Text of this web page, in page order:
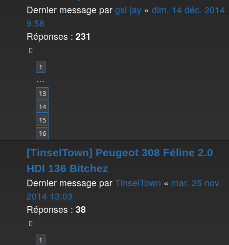
Dernier message par gsi-jay « dim. 14 déc. 2014
9:58
Réponses : 231
1
…
13
14
15
16
[TinselTown] Peugeot 308 Féline 2.0
HDI 136 Bitchez
Dernier message par TinselTown « mar. 25 nov.
2014 13:03
Réponses : 38
1